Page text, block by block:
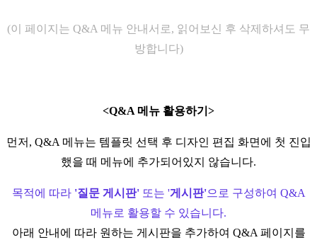
(이 페이지는 Q&A 메뉴 안내서로, 읽어보신 후 삭제하셔도 무
방합니다)
<Q&A 메뉴 활용하기>
먼저, Q&A 메뉴는 템플릿 선택 후 디자인 편집 화면에 첫 진입
했을 때 메뉴에 추가되어있지 않습니다.
목적에 따라 '질문 게시판'또는 '게시판'으로 구성하여 Q&A
메뉴로 활용할 수 있습니다.
아래 안내에 따라 원하는 게시판을 추가하여 Q&A 페이지를